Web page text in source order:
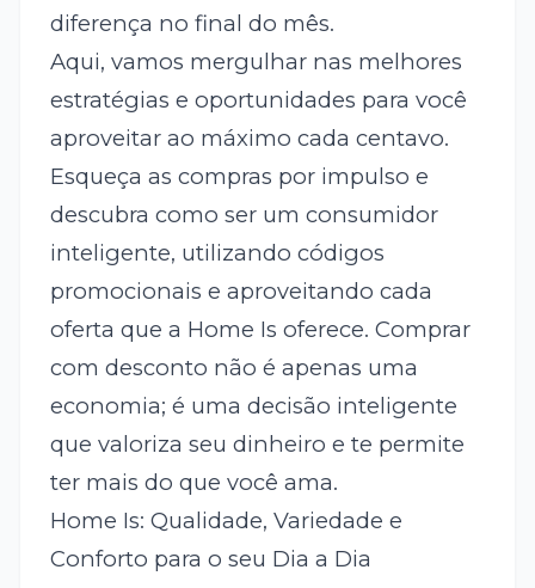
diferença no final do mês.
Aqui, vamos mergulhar nas melhores
estratégias e oportunidades para você
aproveitar ao máximo cada centavo.
Esqueça as compras por impulso e
descubra como ser um consumidor
inteligente, utilizando códigos
promocionais e aproveitando cada
oferta que a Home Is oferece. Comprar
com desconto não é apenas uma
economia; é uma decisão inteligente
que valoriza seu dinheiro e te permite
ter mais do que você ama.
Home Is: Qualidade, Variedade e
Conforto para o seu Dia a Dia